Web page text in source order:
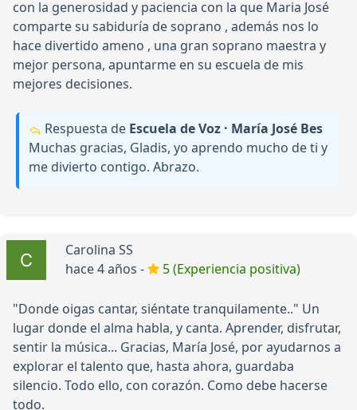
con la generosidad y paciencia con la que Maria José
comparte su sabiduría de soprano , además nos lo
hace divertido ameno , una gran soprano maestra y
mejor persona, apuntarme en su escuela de mis
mejores decisiones.
Respuesta de Escuela de Voz · María José Bes
Muchas gracias, Gladis, yo aprendo mucho de ti y
me divierto contigo. Abrazo.
Carolina SS
hace 4 años -
5 (Experiencia positiva)
"Donde oigas cantar, siéntate tranquilamente.." Un
lugar donde el alma habla, y canta. Aprender, disfrutar,
sentir la música... Gracias, María José, por ayudarnos a
explorar el talento que, hasta ahora, guardaba
silencio. Todo ello, con corazón. Como debe hacerse
todo.